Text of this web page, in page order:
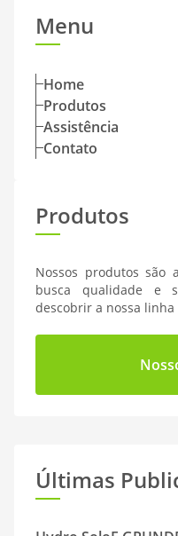
Menu
Home
Produtos
Assistência
Contato
Produtos
Nossos produtos são
busca qualidade e
descobrir a nossa
Últimas